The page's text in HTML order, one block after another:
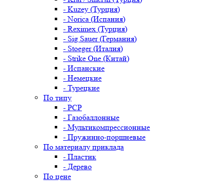
- Kuzey (Турция)
- Norica (Испания)
- Reximex (Турция)
- Sig Sauer (Германия)
- Stoeger (Италия)
- Strike One (Китай)
- Испанские
- Немецкие
- Турецкие
По типу
- PCP
- Газобаллонные
- Мультикомпрессионные
- Пружинно-поршневые
По материалу приклада
- Пластик
- Дерево
По цене